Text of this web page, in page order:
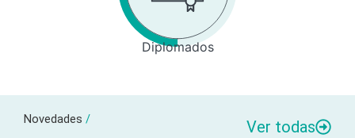
Diplomados
Novedades / Ver todas